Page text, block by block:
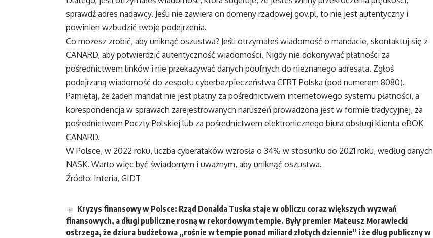
sprawdź adres nadawcy. Jeśli nie zawiera on domeny rządowej gov.pl, to nie jest autentyczny i
powinien wzbudzić twoje podejrzenia.
Co możesz zrobić, aby uniknąć oszustwa? Jeśli otrzymałeś wiadomość o mandacie, skontaktuj się z
CANARD, aby potwierdzić autentyczność wiadomości. Nigdy nie dokonywać płatności za
pośrednictwem linków i nie przekazywać danych poufnych do nieznanego adresata. Zgłoś
podejrzaną wiadomość do zespołu cyberbezpieczeństwa CERT Polska (pod numerem 8080).
Pamiętaj, że żaden mandat nie jest płatny za pośrednictwem internetowego systemu płatności, a
korespondencja w sprawach zarejestrowanych naruszeń prowadzona jest w formie tradycyjnej, za
pośrednictwem Poczty Polskiej lub za pośrednictwem elektronicznego biura obsługi klienta eBOK
CANARD.
W Polsce, w 2022 roku, liczba cyberataków wzrosła o 34% w stosunku do 2021 roku, według danych
NASK. Warto więc być świadomym i uważnym, aby uniknąć oszustwa.
Źródło: Interia, GIDT
Kryzys finansowy w Polsce: Rząd Donalda Tuska staje w obliczu coraz większych wyzwań
finansowych, a długi publiczne rosną w rekordowym tempie. Były premier Mateusz Morawiecki
ostrzega, że dziura budżetowa „rośnie w tempie ponad miliard złotych dziennie” i że dług publiczny w